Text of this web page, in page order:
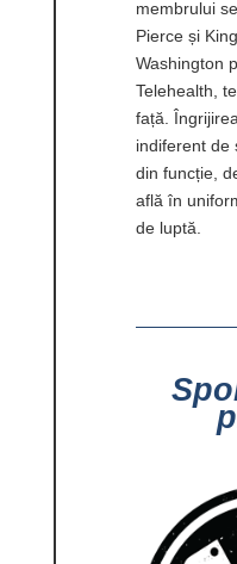
membrului
Pierce și
Washington
Telehealth,
față.
indiferent de
din funcție,
află în
de luptă.